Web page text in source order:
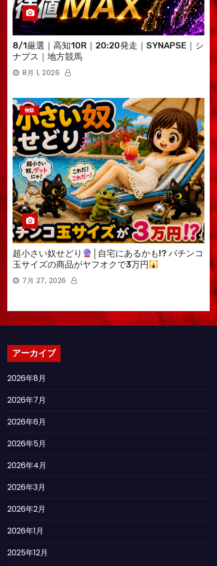
8/1厳選｜高知10R｜20:20発走｜SYNAPSE｜シ
ナプス｜地方競馬
8月 1, 2026
物販
超小さい奴せどり
│自宅にあるかも!? パチンコ
玉サイズの商品がヤフオクで3万円
7月 27, 2026
アーカイブ
2026年8月
2026年7月
2026年6月
2026年5月
2026年4月
2026年3月
2026年2月
2026年1月
2025年12月